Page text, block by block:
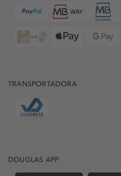
TRANSPORTADORA
DOUGLAS APP